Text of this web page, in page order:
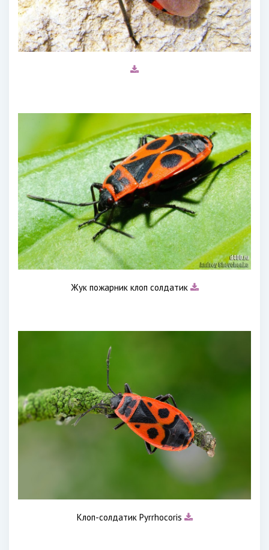
Жук пожарник клоп солдатик
Клоп-солдатик Pyrrhocoris